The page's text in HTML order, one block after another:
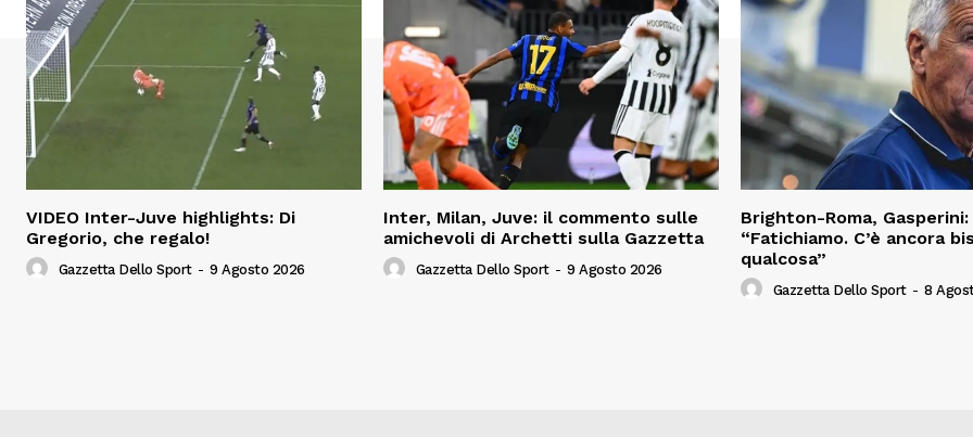
VIDEO Inter-Juve highlights: Di
Gregorio, che regalo!
Gazzetta Dello Sport - 9 Agosto 2026
Inter, Milan, Juve: il commento sulle
amichevoli di Archetti sulla Gazzetta
Gazzetta Dello Sport - 9 Agosto 2026
Brighton-Roma, Gasperini:
“Fatichiamo. C’è ancora
qualcosa”
Gazzetta Dello Sport - 8